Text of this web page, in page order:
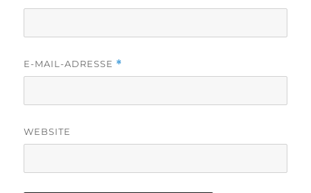
E-MAIL-ADRESSE *
WEBSITE